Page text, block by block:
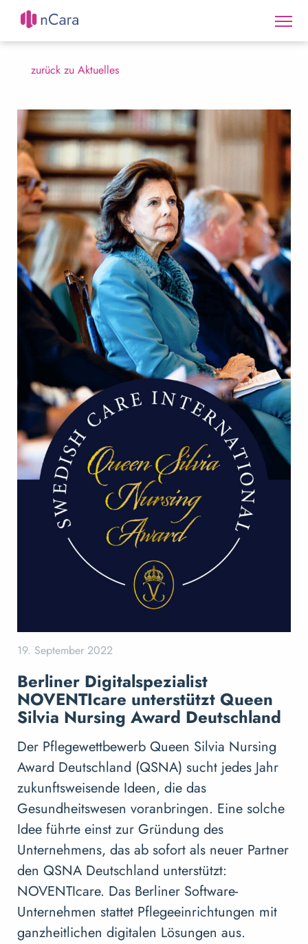
zurück zu Aktuelles
19. September 2022
Berliner Digitalspezialist
NOVENTIcare unterstützt Queen
Silvia Nursing Award Deutschland
Der Pflegewettbewerb Queen Silvia Nursing
Award Deutschland (QSNA) sucht jedes Jahr
zukunftsweisende Ideen, die das
Gesundheitswesen voranbringen. Eine solche
Idee führte einst zur Gründung des
Unternehmens, das ab sofort als neuer Partner
den QSNA Deutschland unterstützt:
NOVENTIcare. Das Berliner Software-
Unternehmen stattet Pflegeeinrichtungen mit
ganzheitlichen digitalen Lösungen aus.